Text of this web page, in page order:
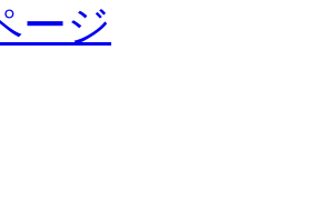
ージ